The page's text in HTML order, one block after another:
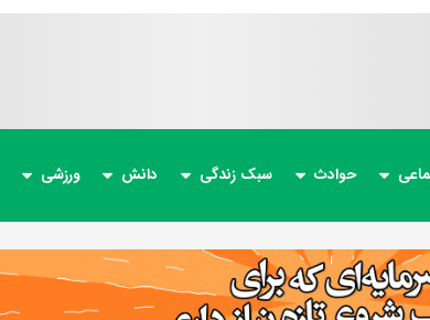
حوادث سبک زندگی دانش ورزشی